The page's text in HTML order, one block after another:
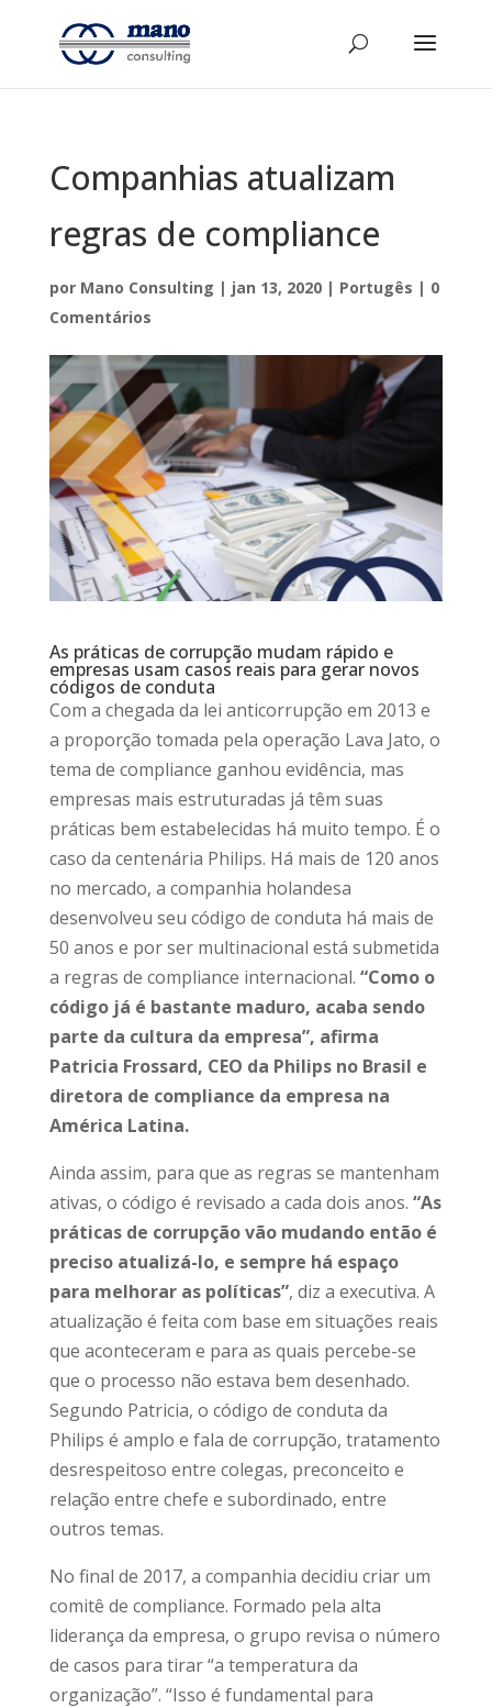
Companhias atualizam
regras de compliance
por Mano Consulting | jan 13, 2020| Portugês | 0
Comentários
As práticas de corrupção mudam rápido e
empresas usam casos reais para gerar novos
códigos de conduta
Com a chegada da lei anticorrupção em 2013 e
a proporção tomada pela operação Lava Jato, o
tema de compliance ganhou evidência, mas
empresas mais estruturadas já têm suas
práticas bem estabelecidas há muito tempo. É o
caso da centenária Philips. Há mais de 120 anos
no mercado, a companhia holandesa
desenvolveu seu código de conduta há mais de
50 anos e por ser multinacional está submetida
a regras de compliance internacional. “Como o
código já é bastante maduro, acaba sendo
parte da cultura da empresa”, afirma
Patricia Frossard, CEO da Philips no Brasil e
diretora de compliance da empresa na
América Latina.
Ainda assim, para que as regras se mantenham
ativas, o código é revisado a cada dois anos. “As
práticas de corrupção vão mudando então é
preciso atualizá-lo, e sempre há espaço
para melhorar as políticas”, diz a executiva. A
atualização é feita com base em situações reais
que aconteceram e para as quais percebe-se
que o processo não estava bem desenhado.
Segundo Patricia, o código de conduta da
Philips é amplo e fala de corrupção, tratamento
desrespeitoso entre colegas, preconceito e
relação entre chefe e subordinado, entre
outros temas.
No final de 2017, a companhia decidiu criar um
comitê de compliance. Formado pela alta
liderança da empresa, o grupo revisa o número
de casos para tirar “a temperatura da
organização”. “Isso é fundamental para